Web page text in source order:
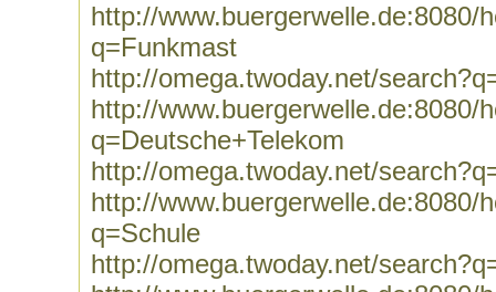
http://www.buergerwelle.de:8080/
q=Funkmast
http://omega.twoday.net/
http://www.buergerwelle.de:8080/
q=Deutsche+Telekom
http://omega.twoday.net/
http://www.buergerwelle.de:8080/
q=Schule
http://omega.twoday.net/